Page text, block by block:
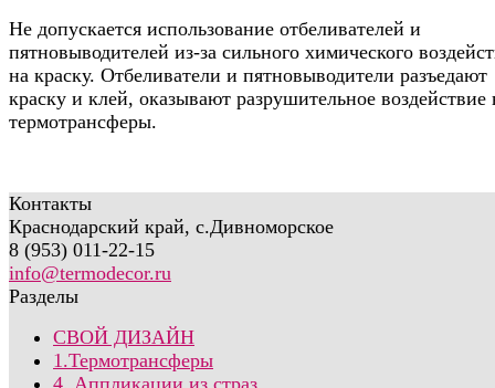
Не допускается использование отбеливателей и
пятновыводителей из-за сильного химического
на краску. Отбеливатели и пятновыводители разъедают
краску и клей, оказывают разрушительное воздействие
термотрансферы.
Контакты
Краснодарский край, с.Дивноморское
8 (953) 011-22-15
info@termodecor.ru
Разделы
СВОЙ ДИЗАЙН
1.Термотрансферы
4. Аппликации из страз